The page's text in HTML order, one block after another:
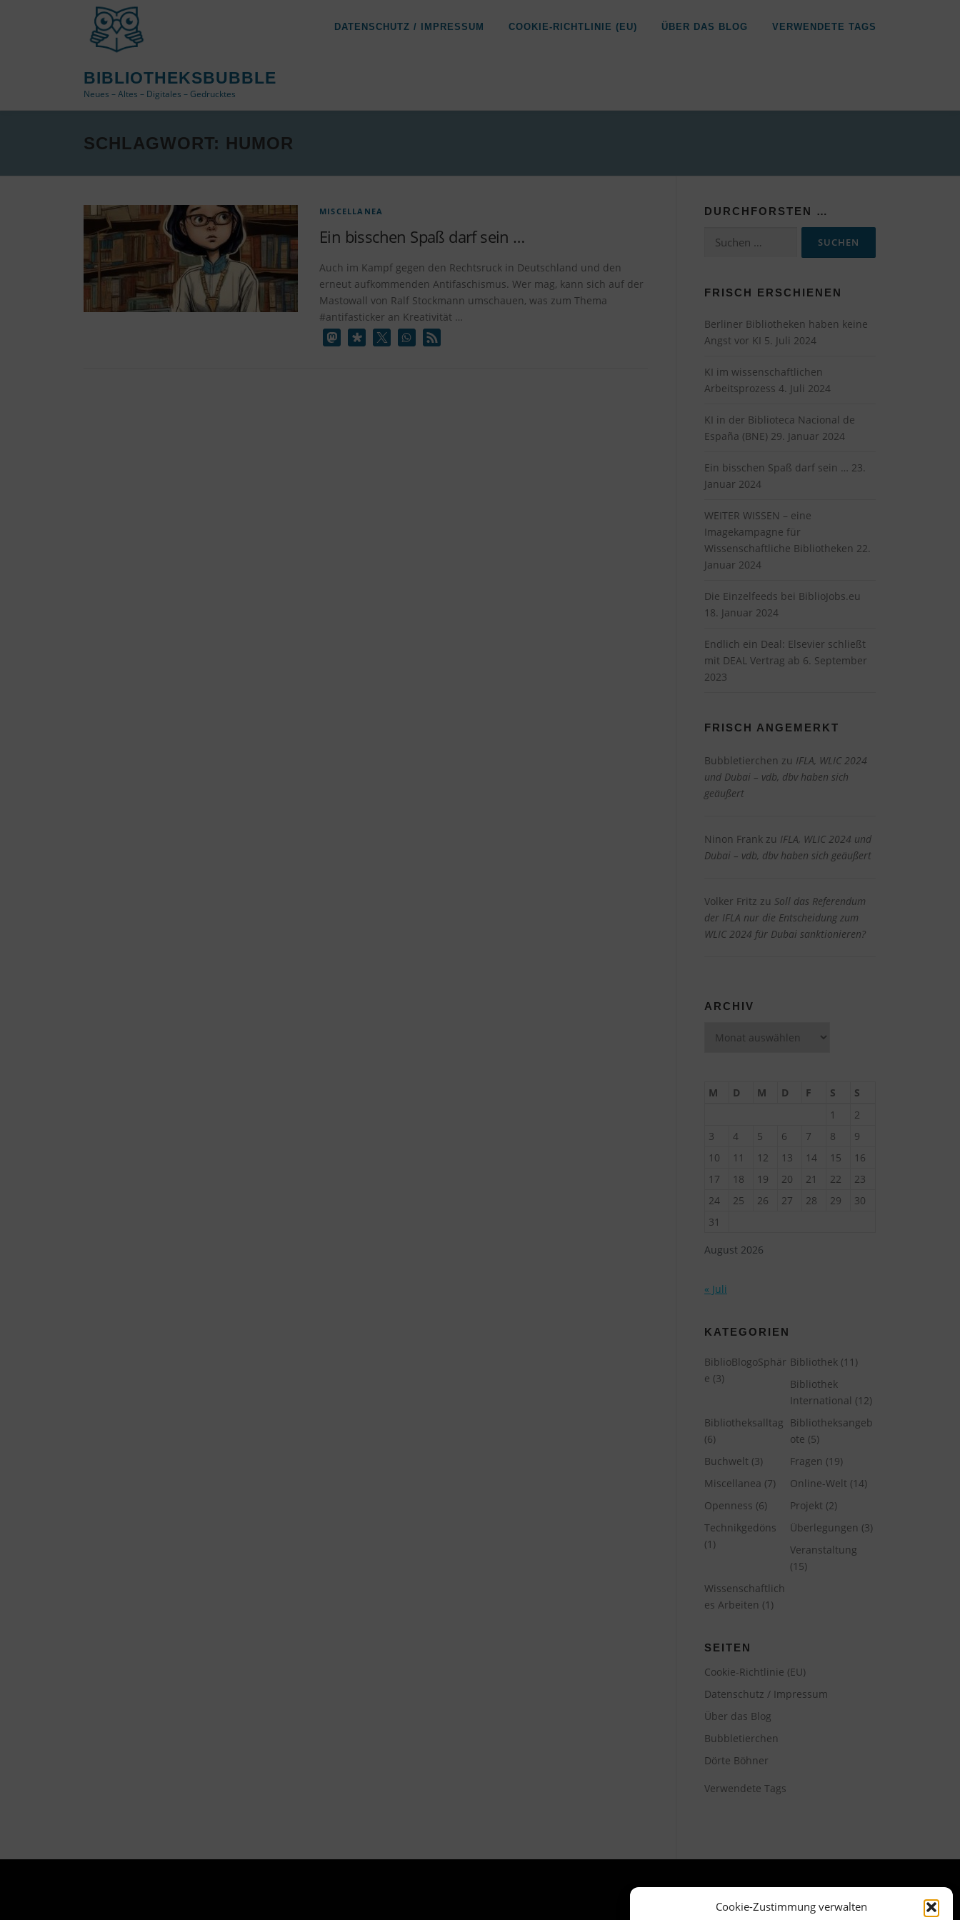
Cookie-Zustimmung verwalten
BIBLIOTHEKSBUBBLE
Neues – Altes – Digitales – Gedrucktes
DATENSCHUTZ / IMPRESSUM COOKIE-RICHTLINIE (EU) ÜBER DAS BLOG VERWENDETE TAGS
SCHLAGWORT: HUMOR
MISCELLANEA
Ein bisschen Spaß darf sein …
Auch im Kampf gegen den Rechtsruck in Deutschland und den
erneut aufkommenden Antifaschismus. Wer mag, kann sich auf der
Mastowall von Ralf Stockmann umschauen, was zum Thema
#antifasticker an Kreativität …
DURCHFORSTEN …
Suchen
nach:
FRISCH ERSCHIENEN
Berliner Bibliotheken haben keine
Angst vor KI 5. Juli 2024
KI im wissenschaftlichen
Arbeitsprozess 4. Juli 2024
KI in der Biblioteca Nacional de
España (BNE) 29. Januar 2024
Ein bisschen Spaß darf sein … 23.
Januar 2024
WEITER WISSEN – eine
Imagekampagne für
Wissenschaftliche Bibliotheken 22.
Januar 2024
Die Einzelfeeds bei BiblioJobs.eu
18. Januar 2024
Endlich ein Deal: Elsevier schließt
mit DEAL Vertrag ab 6. September
2023
FRISCH ANGEMERKT
Bubbletierchen zu IFLA, WLIC 2024
und Dubai – vdb, dbv haben sich
geäußert
Ninon Frank zu IFLA, WLIC 2024 und
Dubai – vdb, dbv haben sich geäußert
Volker Fritz zu Soll das Referendum
der IFLA nur die Entscheidung zum
WLIC 2024 für Dubai sanktionieren?
ARCHIV
August 2026
M D M D F S
S
1
2
3
4 5 6 7 8
9
10
11 12 13 14 15
16
17
18 19 20 21 22
23
24
25 26 27 28 29
30
31
« Juli
KATEGORIEN
BiblioBlogoSphär
e (3)
Bibliothek (11)
Bibliothek
International (12)
Bibliotheksalltag
(6)
Bibliotheksangeb
ote (5)
Buchwelt (3) Fragen (19)
Miscellanea (7) Online-Welt (14)
Openness (6) Projekt (2)
Technikgedöns
(1)
Überlegungen (3)
Veranstaltung
(15)
Wissenschaftlich
es Arbeiten (1)
SEITEN
Cookie-Richtlinie (EU)
Datenschutz / Impressum
Über das Blog
Bubbletierchen
Dörte Böhner
Verwendete Tags